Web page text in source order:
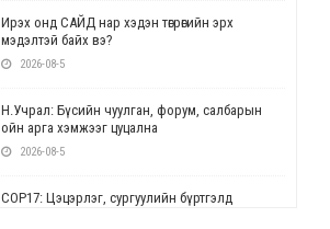
Ирэх онд САЙД нар хэдэн төгрөгийн эрх
мэдэлтэй байх вэ?
2026-08-5
Н.Учрал: Бүсийн чуулган, форум, салбарын
ойн арга хэмжээг цуцална
2026-08-5
СОР17: Цэцэрлэг, сургуулийн бүртгэлд